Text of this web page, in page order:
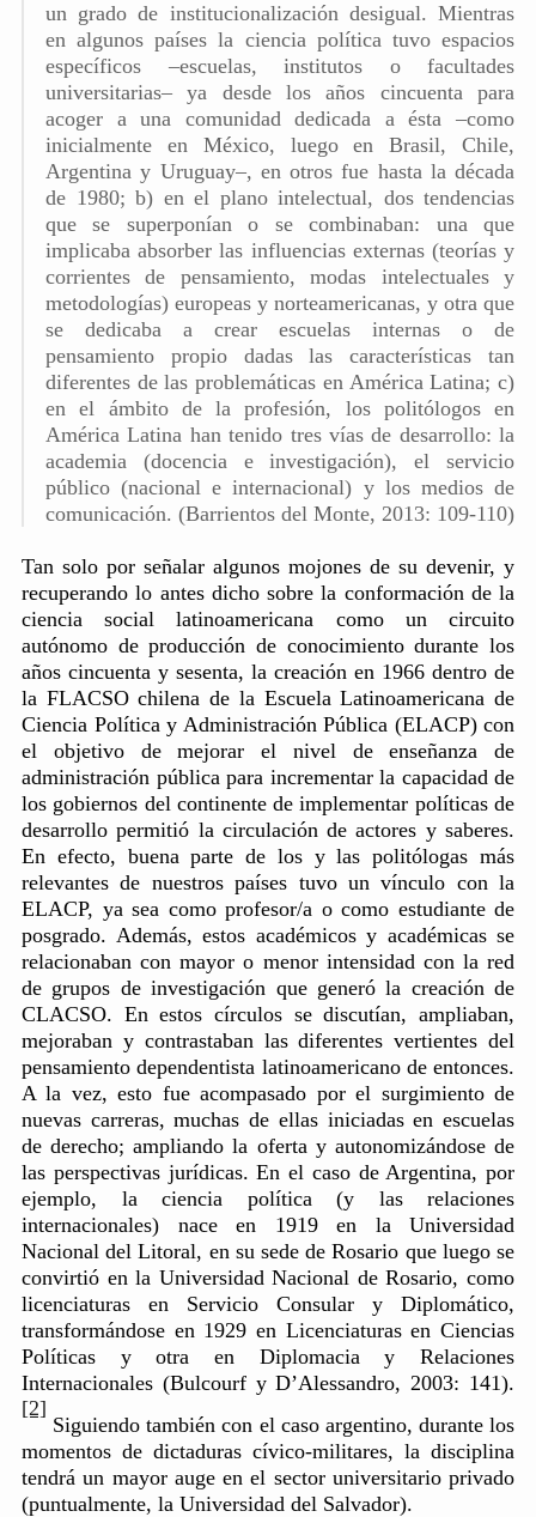
un grado de institucionalización desigual. Mientras
en algunos países la ciencia política tuvo espacios
específicos –escuelas, institutos o facultades
universitarias– ya desde los años cincuenta para
acoger a una comunidad dedicada a ésta –como
inicialmente en México, luego en Brasil, Chile,
Argentina y Uruguay–, en otros fue hasta la década
de 1980; b) en el plano intelectual, dos tendencias
que se superponían o se combinaban: una que
implicaba absorber las influencias externas (teorías y
corrientes de pensamiento, modas intelectuales y
metodologías) europeas y norteamericanas, y otra que
se dedicaba a crear escuelas internas o de
pensamiento propio dadas las características tan
diferentes de las problemáticas en América Latina; c)
en el ámbito de la profesión, los politólogos en
América Latina han tenido tres vías de desarrollo: la
academia (docencia e investigación), el servicio
público (nacional e internacional) y los medios de
comunicación. (Barrientos del Monte, 2013: 109-110)
Tan solo por señalar algunos mojones de su devenir, y
recuperando lo antes dicho sobre la conformación de la
ciencia social latinoamericana como un circuito
autónomo de producción de conocimiento durante los
años cincuenta y sesenta, la creación en 1966 dentro de
la FLACSO chilena de la Escuela Latinoamericana de
Ciencia Política y Administración Pública (ELACP) con
el objetivo de mejorar el nivel de enseñanza de
administración pública para incrementar la capacidad de
los gobiernos del continente de implementar políticas de
desarrollo permitió la circulación de actores y saberes.
En efecto, buena parte de los y las politólogas más
relevantes de nuestros países tuvo un vínculo con la
ELACP, ya sea como profesor/a o como estudiante de
posgrado. Además, estos académicos y académicas se
relacionaban con mayor o menor intensidad con la red
de grupos de investigación que generó la creación de
CLACSO. En estos círculos se discutían, ampliaban,
mejoraban y contrastaban las diferentes vertientes del
pensamiento dependentista latinoamericano de entonces.
A la vez, esto fue acompasado por el surgimiento de
nuevas carreras, muchas de ellas iniciadas en escuelas
de derecho; ampliando la oferta y autonomizándose de
las perspectivas jurídicas. En el caso de Argentina, por
ejemplo, la ciencia política (y las relaciones
internacionales) nace en 1919 en la Universidad
Nacional del Litoral, en su sede de Rosario que luego se
convirtió en la Universidad Nacional de Rosario, como
licenciaturas en Servicio Consular y Diplomático,
transformándose en 1929 en Licenciaturas en Ciencias
Políticas y otra en Diplomacia y Relaciones
Internacionales (Bulcourf y D’Alessandro, 2003: 141).
[2]
Siguiendo también con el caso argentino, durante los
momentos de dictaduras cívico-militares, la disciplina
tendrá un mayor auge en el sector universitario privado
(puntualmente, la Universidad del Salvador).